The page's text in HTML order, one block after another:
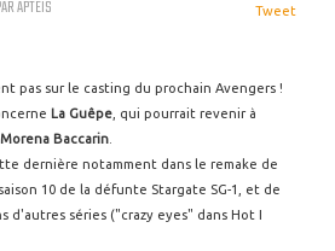
APTEIS Tweet
pas sur le casting du prochain Avengers !
La Guêpe , qui pourrait revenir à
Morena Baccarin
dernière notamment dans le remake de
10 de la défunte Stargate SG-1, et de
d'autres séries ("crazy eyes" dans Hot I